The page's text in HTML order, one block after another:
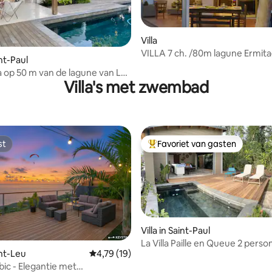
van 4,95 uit 5, 21 recensies
Paul
op 50 m van de lagune van La
Villa
VILLA 7 ch. /80m lagune
Villa's met zwembad
van 5 uit 5, 12 recensies
Leu Gemiddelde beoordeling van 4,79 uit 5, 19
4,79 (19)
- Elegantie met
Topfavoriet van gasten
Favoriet van gasten
Villa in Saint-Paul
La Villa Paille en Queue 2